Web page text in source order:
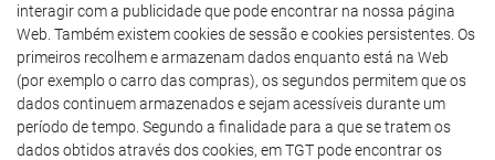
interagir com a publicidade que pode encontrar na nossa página
Web. Também existem cookies de sessão e cookies persistentes. Os
primeiros recolhem e armazenam dados enquanto está na Web
(por exemplo o carro das compras), os segundos permitem que os
dados continuem armazenados e sejam acessíveis durante um
período de tempo. Segundo a finalidade para a que se tratem os
dados obtidos através dos cookies, em TGT pode encontrar os